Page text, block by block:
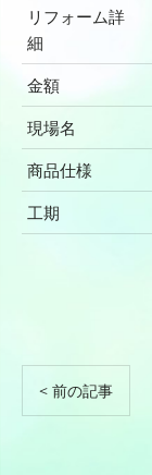
リフォーム詳
細
金額
現場名
商品仕様
工期
< 前の記事